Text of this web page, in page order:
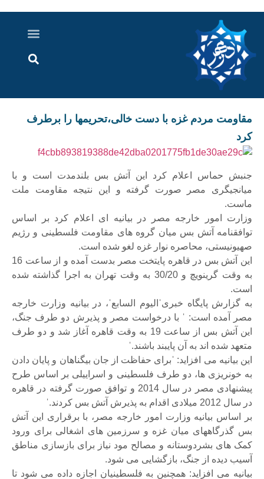
مقاومت مردم غزه با دست خالی،تحریم‏‎ها را برطرف
کرد
جنبش حماس اعلام کرد این آتش بس بلندمدت است و با
میانجیگری مصر صورت گرفته و این نتیجه مقاومت ملت
ماست.
وزارت امور خارجه مصر در بیانیه ای اعلام کرد بر اساس
توافقنامه آتش بس میان گروه های مقاومت فلسطینی و رژیم
صهیونیستی، محاصره نوار غزه لغو شده است.
این آتش بس در قاهره پایتخت مصر بدست آمده و از ساعت 16
به وقت گرینویچ و 30/20 به وقت تهران به اجرا گذاشته شده
است.
به گزارش پایگاه خبریˈالیوم السابعˈ، در بیانیه وزارت خارجه
مصر آمده است: ˈ با درخواست مصر و پذیرش دو طرف جنگ،
این آتش بس از ساعت 19 به وقت قاهره آغاز شد و دو طرف
متعهد شده اند به آن پایبند باشند.ˈ
این بیانیه می افزاید: ˈبرای حفاظت از جان بیگناهان و پایان دادن
به خونریزی ها، دو طرف فلسطینی و اسراییلی بر اساس طرح
پیشنهادی مصر در سال 2014 و توافق صورت گرفته در قاهره
در سال 2012 میلادی اقدام به پذیرش آتش بس کردند.ˈ
بر اساس بیانیه وزارت امور خارجه مصر، با برقراری این آتش
بس گذرگاههای میان غزه و سرزمین های اشغالی برای ورود
کمک های بشردوستانه و مصالح مود نیاز برای بازسازی مناطق
آسیب دیده از جنگ، بازگشایی می شود.
بیانیه می افزاید: همچنین به فلسطینیان اجازه داده می شود تا